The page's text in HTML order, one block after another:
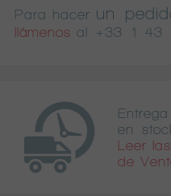
Para hacer un
llámenos al +33 1 43
en
Leer
de